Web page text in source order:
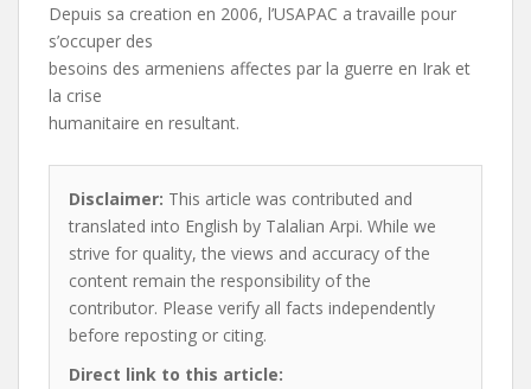
Depuis sa creation en 2006, l’USAPAC a travaille pour
s’occuper des
besoins des armeniens affectes par la guerre en Irak et
la crise
humanitaire en resultant.
Disclaimer: This article was contributed and
translated into English by Talalian Arpi. While we
strive for quality, the views and accuracy of the
content remain the responsibility of the
contributor. Please verify all facts independently
before reposting or citing.
Direct link to this article: